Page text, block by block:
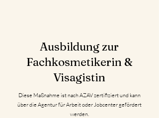
Ausbildung zur
Fachkosmetikerin &
Visagistin
Diese Maßnahme ist nach AZAV zertifiziert und kann
über die Agentur für Arbeit oder Jobcenter gefördert
werden.